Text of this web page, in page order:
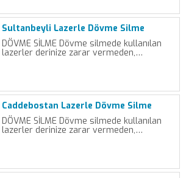
Sultanbeyli Lazerle Dövme Silme
DÖVME SİLME Dövme silmede kullanılan
lazerler derinize zarar vermeden,…
Caddebostan Lazerle Dövme Silme
DÖVME SİLME Dövme silmede kullanılan
lazerler derinize zarar vermeden,…